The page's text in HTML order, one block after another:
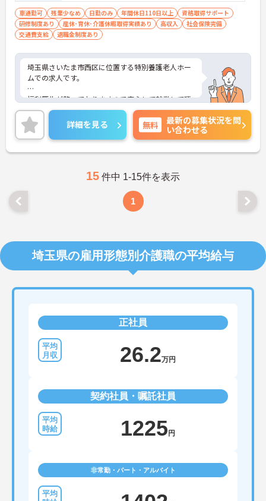
車通勤可 残業少なめ 日勤のみ 年間休日110日以上
資格取得サポート
研修制度あり
産休･育休･介護休暇取得実績あり 高収入
社会保険完備
交通費支給
退職金制度あり
埼玉県さいたま市西区に位置する特別養護老人ホー
ムでの求人です。
福利厚生が整っておりますので安心して就業して頂
けます。
年間休日120日と多く、プライベートとの両立が出
来ます。
にお問い合わせください。
詳細を見る 無料
最新の募集状況を問
い合わせる
15 件中 1-15件を表示
1
埼玉県の雇用形態別介護職の平均給与
正社員
26.2万円
契約社員・嘱託社員
1225円
非常勤・パート・アルバイト